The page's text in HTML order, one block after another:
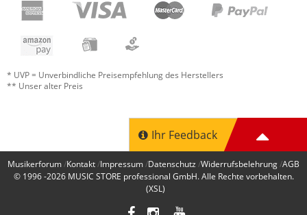
* UVP = Unverbindliche Preisempfehlung des Herstellers
** Unser alter Preis
Ihr Feedback
Musikerforum Kontakt Impressum Datenschutz Widerrufsbelehrung AGB
© 1996 -2026 MUSIC STORE professional GmbH. Alle Rechte vorbehalten.
(XSL)